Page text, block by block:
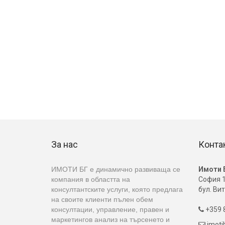
За нас
ИМОТИ БГ е динамично развиваща се
компания в областта на
консултантските услуги, която предлага
на своите клиенти пълен обем
консултации, управление, правен и
маркетингов анализ на търсенето и
Имоти
София
бул.
+359